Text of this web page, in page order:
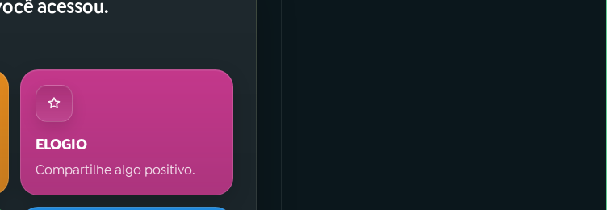
acessou.
ELOGIO
Compartilhe algo positivo.